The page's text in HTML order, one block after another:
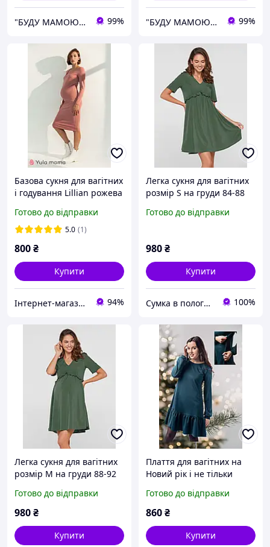
"БУДУ МАМОЮ" 7000 Все для немовлят Одяг та білизна для вагітних та годуючих, Сумки в пологовий 99% "БУДУ МАМОЮ" 7000 Все для немовлят Одяг та білизна для вагітних та годуючих, Сумки в пологовий 99%
Базова сукня для вагітних
і годування Lillian рожева
Готово до відправки
5.0 (1)
800₴
Купити
Інтернет-магазин "Мамин стиль" 94%
Легка сукня для вагітних
розмір S на груди 84-88
Готово до відправки
980₴
Купити
Сумка в пологовий - швидка відправка, кращий сервіс. Для матусь та малюків 100%
Легка сукня для вагітних
розмір М на груди 88-92
Готово до відправки
980₴
Купити
Плаття для вагітних на
Новий рік і не тільки
Готово до відправки
860₴
Купити